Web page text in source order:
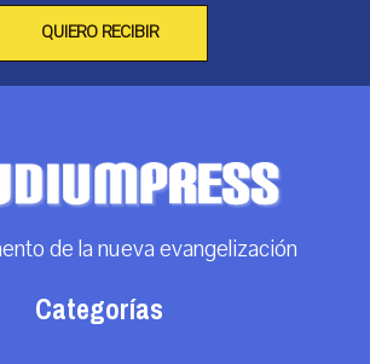
QUIERO RECIBIR
de la nueva evangelización
Categorías